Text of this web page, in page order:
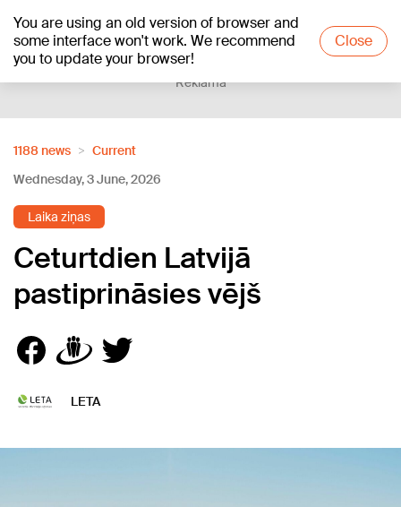
You are using an old version of browser and
some interface won't work. We recommend
you to update your browser!
Close
+20°C
Reklāma
1188 news
Current
Wednesday, 3 June, 2026
Laika ziņas
Ceturtdien Latvijā
pastiprināsies vējš
LETA